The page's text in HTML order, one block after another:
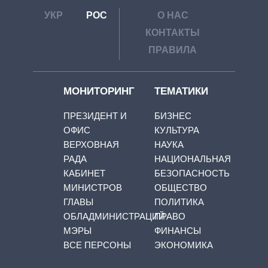
УКР РОС
О НАС
КОНТАКТЫ
ПРАВИЛА
МОНИТОРИНГ
ПРЕЗИДЕНТ И
ОФИС
ВЕРХОВНАЯ
РАДА
КАБИНЕТ
МИНИСТРОВ
ГЛАВЫ
ОБЛАДМИНИСТРАЦИЙ
МЭРЫ
ВСЕ ПЕРСОНЫ
ТЕМАТИКИ
БИЗНЕС
КУЛЬТУРА
НАУКА
НАЦИОНАЛЬНАЯ
БЕЗОПАСНОСТЬ
ОБЩЕСТВО
ПОЛИТИКА
ПРАВО
ФИНАНСЫ
ЭКОНОМИКА